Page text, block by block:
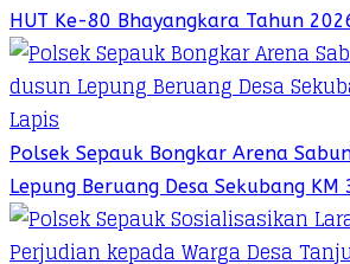
HUT Ke-80 Bhayangkara Tahun
Polsek Sepauk Bongkar Arena
Lepung Beruang Desa Sekubang KM